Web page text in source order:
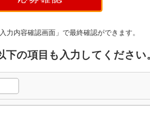
力内容確認画面」で最終確認ができます。
下の項目も入力してください